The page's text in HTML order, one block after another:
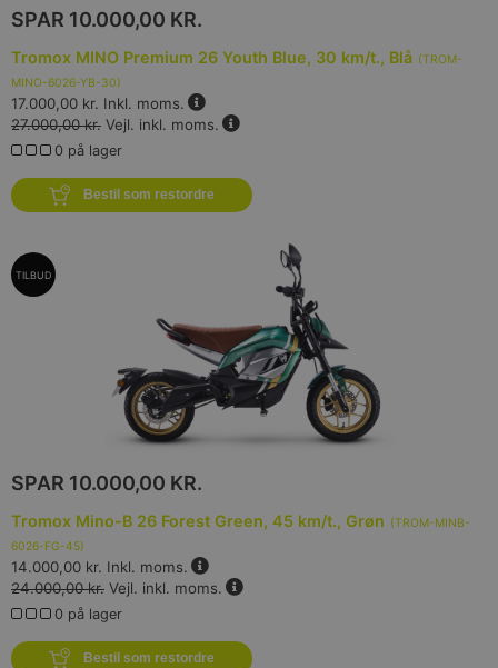
SPAR 10.000,00 KR.
Tromox MINO Premium 26 Youth Blue, 30 km/t., Blå (TROM-
MINO-6026-YB-30)
17.000,00 kr. Inkl. moms.
27.000,00 kr. Vejl. inkl. moms.
0 på lager
Bestil som restordre
TILBUD
SPAR 10.000,00 KR.
Tromox Mino-B 26 Forest Green, 45 km/t., Grøn (TROM-MINB-
6026-FG-45)
14.000,00 kr. Inkl. moms.
24.000,00 kr. Vejl. inkl. moms.
0 på lager
Bestil som restordre